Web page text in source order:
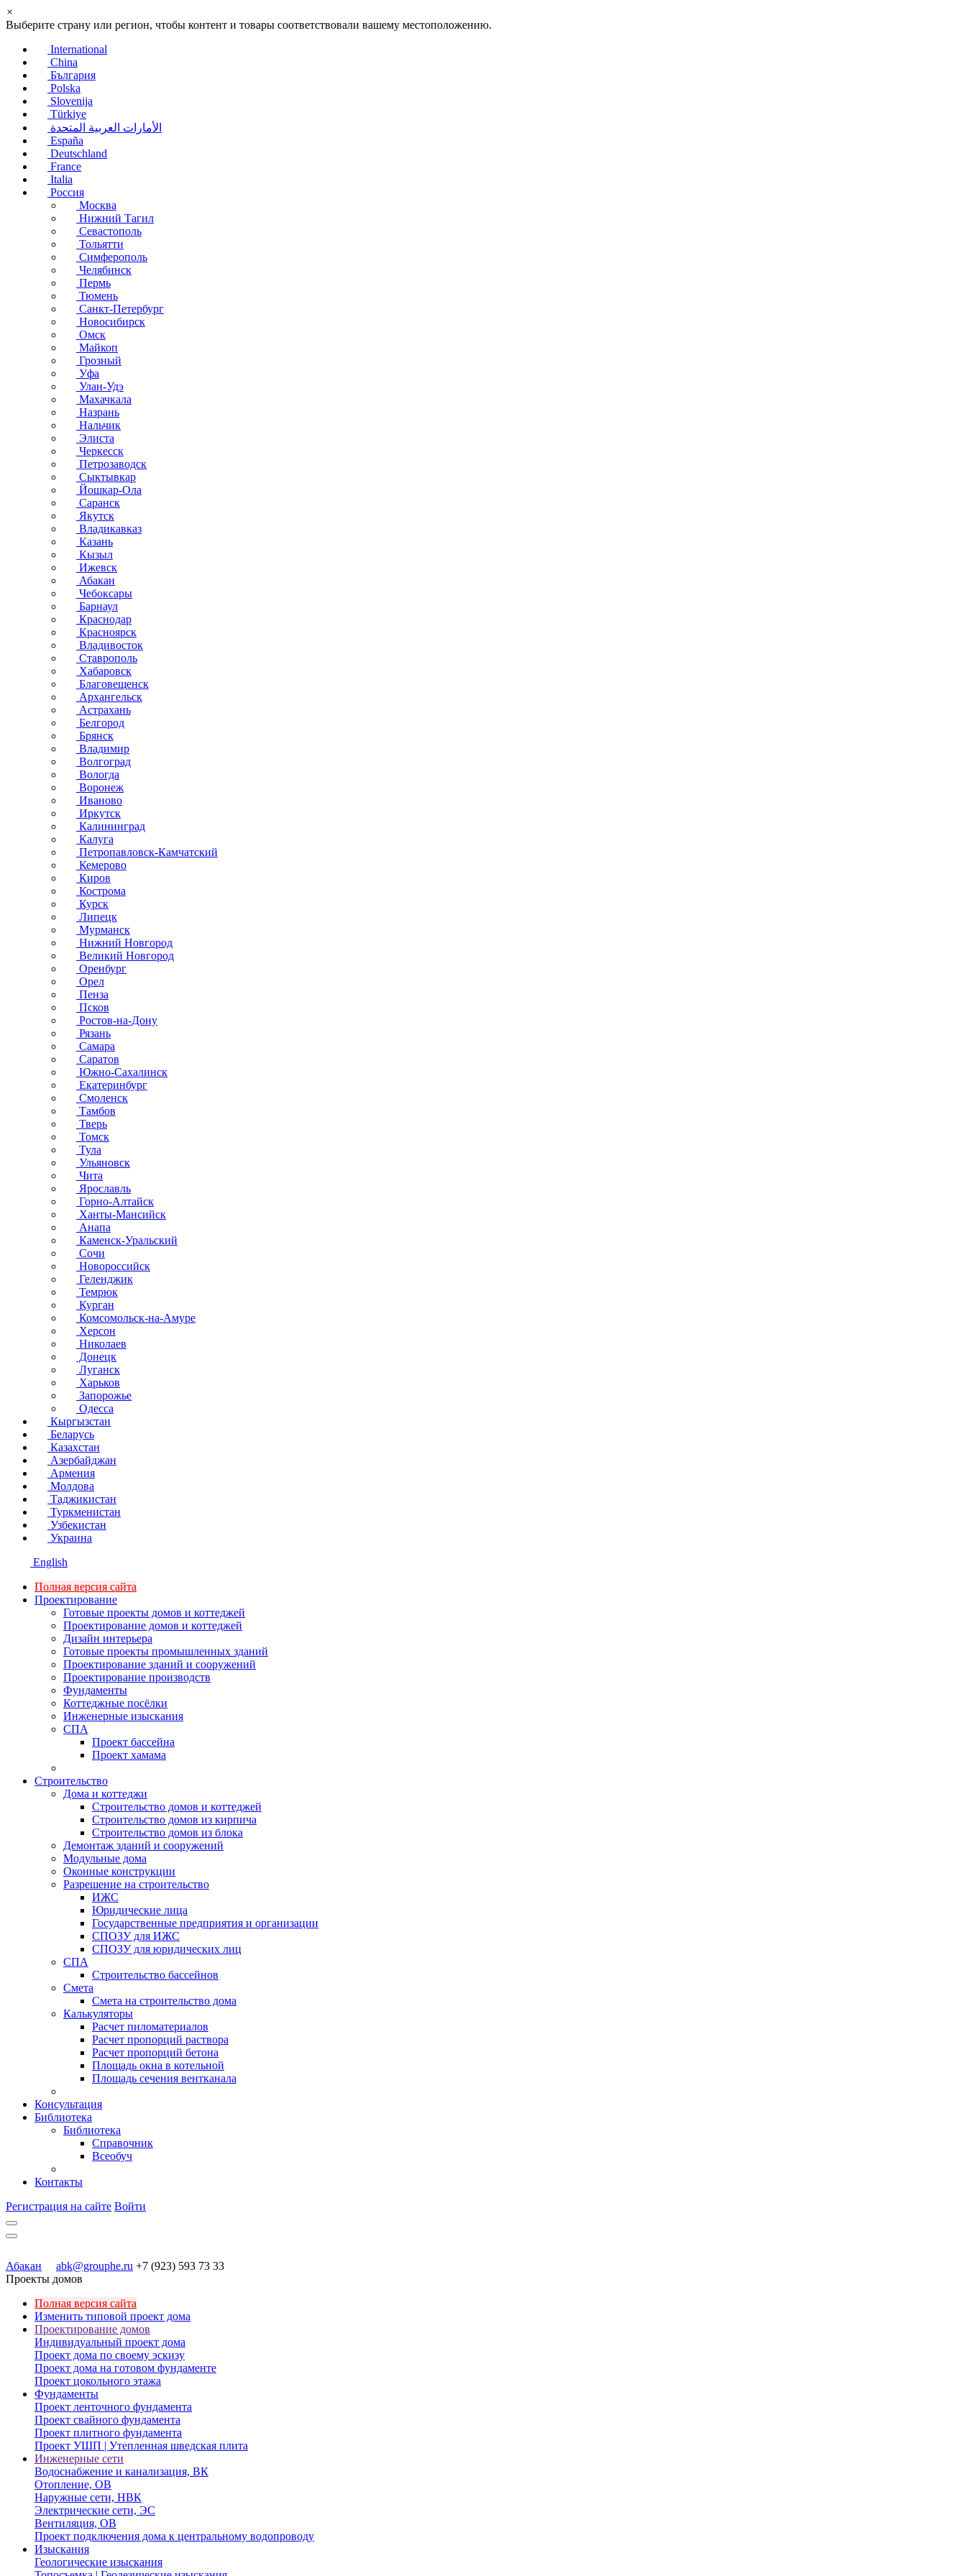
×
Выберите страну или регион, чтобы контент и товары соответствовали вашему местоположению.
International
China
България
Polska
Slovenija
Türkiye
الأمارات العربية المتحدة
España
Deutschland
France
Italia
Россия
Москва
Нижний Тагил
Севастополь
Тольятти
Симферополь
Челябинск
Пермь
Тюмень
Санкт-Петербург
Новосибирск
Омск
Майкоп
Грозный
Уфа
Улан-Удэ
Махачкала
Назрань
Нальчик
Элиста
Черкесск
Петрозаводск
Сыктывкар
Йошкар-Ола
Саранск
Якутск
Владикавказ
Казань
Кызыл
Ижевск
Абакан
Чебоксары
Барнаул
Краснодар
Красноярск
Владивосток
Ставрополь
Хабаровск
Благовещенск
Архангельск
Астрахань
Белгород
Брянск
Владимир
Волгоград
Вологда
Воронеж
Иваново
Иркутск
Калининград
Калуга
Петропавловск-Камчатский
Кемерово
Киров
Кострома
Курск
Липецк
Мурманск
Нижний Новгород
Великий Новгород
Оренбург
Орел
Пенза
Псков
Ростов-на-Дону
Рязань
Самара
Саратов
Южно-Сахалинск
Екатеринбург
Смоленск
Тамбов
Тверь
Томск
Тула
Ульяновск
Чита
Ярославль
Горно-Алтайск
Ханты-Мансийск
Анапа
Каменск-Уральский
Сочи
Новороссийск
Геленджик
Темрюк
Курган
Комсомольск-на-Амуре
Херсон
Николаев
Донецк
Луганск
Харьков
Запорожье
Одесса
Кыргызстан
Беларусь
Казахстан
Азербайджан
Армения
Молдова
Таджикистан
Туркменистан
Узбекистан
Украина
English
Полная версия сайта
Проектирование
Готовые проекты домов и коттеджей
Проектирование домов и коттеджей
Дизайн интерьера
Готовые проекты промышленных зданий
Проектирование зданий и сооружений
Проектирование производств
Фундаменты
Коттеджные посёлки
Инженерные изыскания
СПА
Проект бассейна
Проект хамама
Строительство
Дома и коттеджи
Строительство домов и коттеджей
Строительство домов из кирпича
Строительство домов из блока
Демонтаж зданий и сооружений
Модульные дома
Оконные конструкции
Разрешение на строительство
ИЖС
Юридические лица
Государственные предприятия и организации
СПОЗУ для ИЖС
СПОЗУ для юридических лиц
СПА
Строительство бассейнов
Смета
Смета на строительство дома
Калькуляторы
Расчет пиломатериалов
Расчет пропорций раствора
Расчет пропорций бетона
Площадь окна в котельной
Площадь сечения вентканала
Консультация
Библиотека
Библиотека
Справочник
Всеобуч
Контакты
Регистрация на сайте Войти
Абакан abk@grouphe.ru +7 (923) 593 73 33
Проекты домов
Полная версия сайта
Изменить типовой проект дома
Проектирование домов
Индивидуальный проект дома
Проект дома по своему эскизу
Проект дома на готовом фундаменте
Проект цокольного этажа
Фундаменты
Проект ленточного фундамента
Проект свайного фундамента
Проект плитного фундамента
Проект УШП | Утепленная шведская плита
Инженерные сети
Водоснабжение и канализация, ВК
Отопление, ОВ
Наружные сети, НВК
Электрические сети, ЭС
Вентиляция, ОВ
Проект подключения дома к центральному водопроводу
Изыскания
Геологические изыскания